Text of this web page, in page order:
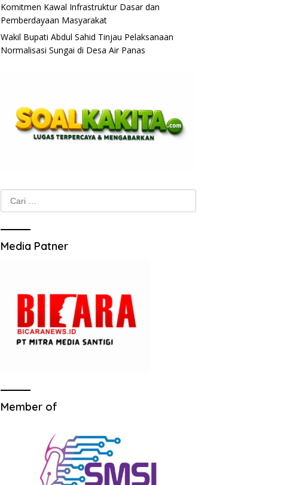
Komitmen Kawal Infrastruktur Dasar dan
Pemberdayaan Masyarakat
Wakil Bupati Abdul Sahid Tinjau Pelaksanaan
Normalisasi Sungai di Desa Air Panas
Cari
untuk:
Media Patner
Member of